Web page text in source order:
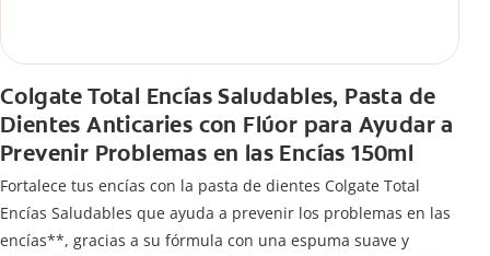
Colgate Total Encías Saludables, Pasta de
Dientes Anticaries con Flúor para Ayudar a
Prevenir Problemas en las Encías 150ml
Fortalece tus encías con la pasta de dientes Colgate Total
Encías Saludables que ayuda a prevenir los problemas en las
encías**, gracias a su fórmula con una espuma suave y